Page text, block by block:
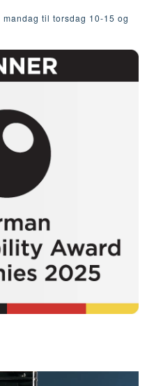
til torsdag 10-15 og